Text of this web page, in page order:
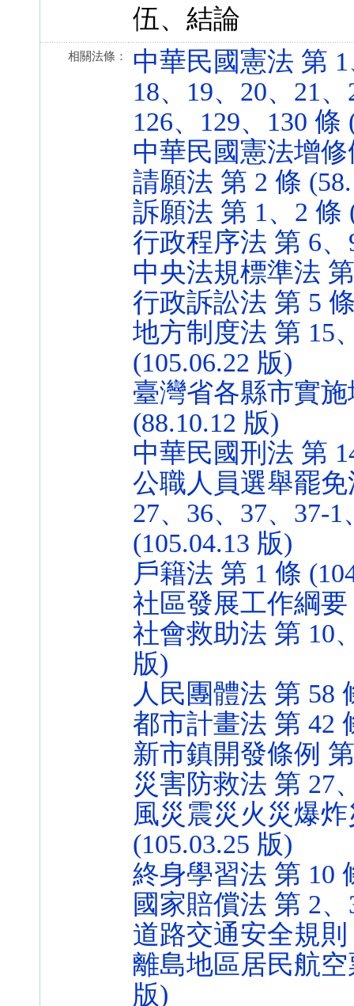
伍、結論
相關法條：
中華民國憲法 第
18、19、20、21
126、129、130 條
中華民國憲法增修
請願法 第 2 條
訴願法 第 1、2 條
行政程序法 第 6、
中央法規標準法
行政訴訟法 第 5
地方制度法 第 15
(105.06.22 版)
臺灣省各縣市實
(88.10.12 版)
中華民國刑法 第
公職人員選舉罷免
27、36、37、37-
(105.04.13 版)
戶籍法 第 1 條
社區發展工作綱要
社會救助法 第 10
版)
人民團體法 第 58
都市計畫法 第 42
新市鎮開發條例
災害防救法 第 27
風災震災火災爆
(105.03.25 版)
終身學習法 第 10
國家賠償法 第 2
道路交通安全規則
離島地區居民航空
版)